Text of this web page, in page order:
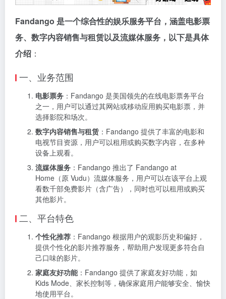
Fandango 是一个综合性的娱乐服务平台，涵盖电影票
务、数字内容销售与租赁以及流媒体服务，以下是具体
介绍 ：
一、业务范围
电影票务 ：Fandango 是美国领先的在线电影票务平台
之一，用户可以通过其网站或移动应用购买电影票，并
选择影院和场次。
数字内容销售与租赁 ：Fandango 提供了丰富的电影和
电视节目资源，用户可以租用或购买数字内容，在多种
设备上观看。
流媒体服务 ：Fandango 推出了 Fandango at
Home（原 Vudu）流媒体服务，用户可以在该平台上观
看数千部免费影片（含广告），同时也可以租用或购买
其他影片。
二、平台特色
个性化推荐 ：Fandango 根据用户的观影历史和偏好，
提供个性化的影片推荐服务，帮助用户发现更多符合自
己口味的影片。
家庭友好功能：Fandango 提供了家庭友好功能，如
Kids Mode、家长控制等，确保家庭用户能够安全、愉快
地使用平台。